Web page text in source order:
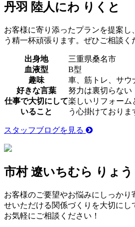
丹羽 陸人にわ りくと
お客様に寄り添ったプランを提案し
う精一杯頑張ります。ぜひご相談く
出身地
三重県桑名市
血液型
B型
趣味
車、筋トレ、サウ
好きな言葉
努力は裏切らない
仕事で大切にして
いること
楽しいリフォーム
う心掛けておりま
スタッフブログを見る
市村 遼いちむら りょう
お客様のご要望やお悩みにしっか
せいただける関係づくりを大切にし
お気軽にご相談ください！